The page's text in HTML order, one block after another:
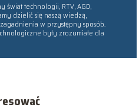
świat technologii, RTV, AGD,
dzielić się naszą wiedzą,
w przystępny sposób.
były zrozumiałe dla